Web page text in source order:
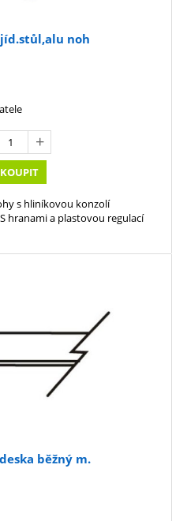
jíd.stůl,alu noh
KOUPIT
s hliníkovou konzolí
hranami a plastovou regulací
běžný m.